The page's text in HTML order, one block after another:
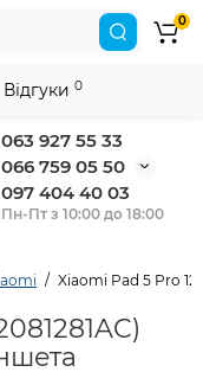
063 927 55 33
066 759 05 50
097 404 40 03
Пн-Пт з 10:00 до 18:00
0
Xiaomi Pad 5 Pro
Відгуки 0